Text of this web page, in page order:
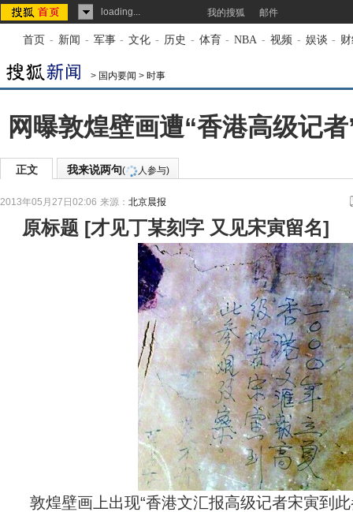
loading... 我的搜狐 邮件
首页 - 新闻 - 军事 - 文化 - 历史 - 体育 - NBA - 视频 - 娱谈 -
> 国内要闻 > 时事
网曝敦煌壁画遭“香港高级记
正文 我来说两句( 人参与)
2013年05月27日02:06 来源： 北京晨报
原标题 [才见丁某刻字 又见宋寅留名]
敦煌壁画上出现“香港文汇报高级记者宋寅到